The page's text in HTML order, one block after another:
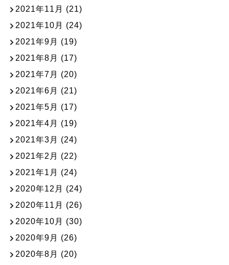
2021年11月 (21)
2021年10月 (24)
2021年9月 (19)
2021年8月 (17)
2021年7月 (20)
2021年6月 (21)
2021年5月 (17)
2021年4月 (19)
2021年3月 (24)
2021年2月 (22)
2021年1月 (24)
2020年12月 (24)
2020年11月 (26)
2020年10月 (30)
2020年9月 (26)
2020年8月 (20)